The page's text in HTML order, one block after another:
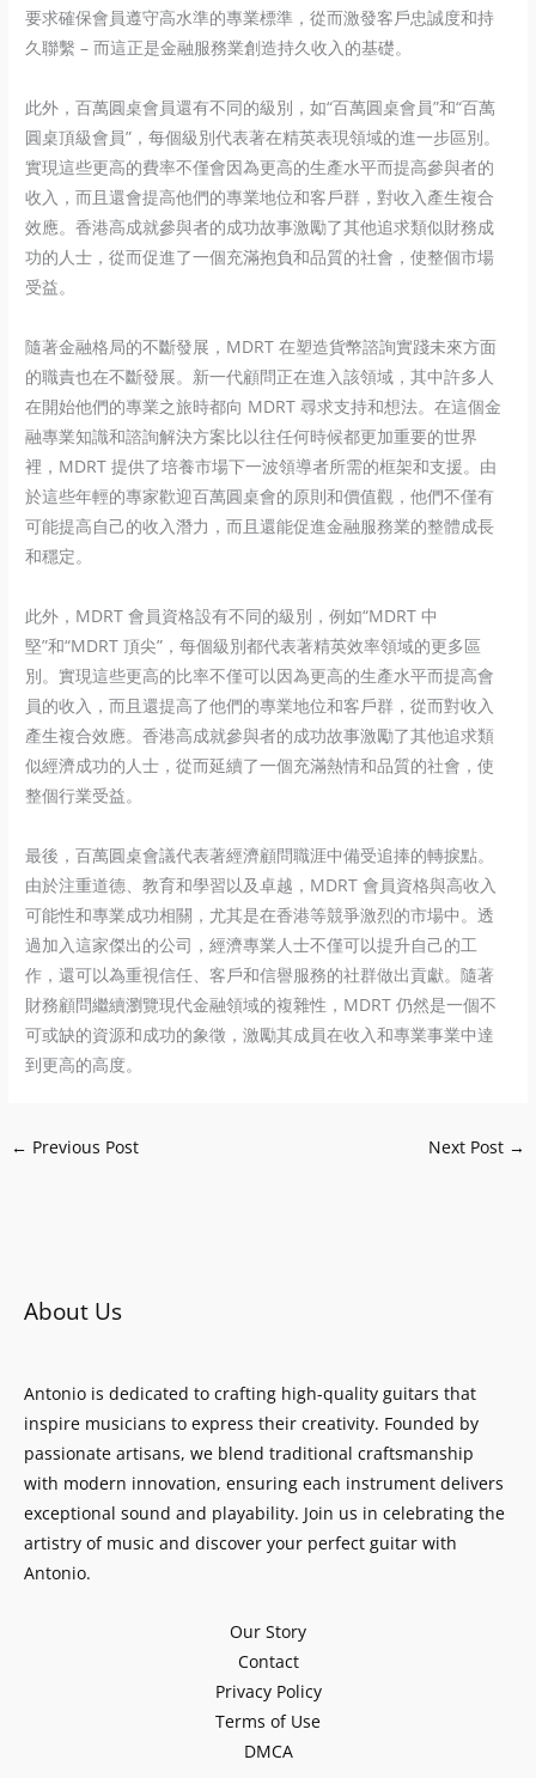
要求確保會員遵守高水準的專業標準，從而激發客戶忠誠度和持
久聯繫 – 而這正是金融服務業創造持久收入的基礎。
此外，百萬圓桌會員還有不同的級別，如“百萬圓桌會員”和“百萬
圓桌頂級會員”，每個級別代表著在精英表現領域的進一步區別。
實現這些更高的費率不僅會因為更高的生產水平而提高參與者的
收入，而且還會提高他們的專業地位和客戶群，對收入產生複合
效應。香港高成就參與者的成功故事激勵了其他追求類似財務成
功的人士，從而促進了一個充滿抱負和品質的社會，使整個市場
受益。
隨著金融格局的不斷發展，MDRT 在塑造貨幣諮詢實踐未來方面
的職責也在不斷發展。新一代顧問正在進入該領域，其中許多人
在開始他們的專業之旅時都向 MDRT 尋求支持和想法。在這個金
融專業知識和諮詢解決方案比以往任何時候都更加重要的世界
裡，MDRT 提供了培養市場下一波領導者所需的框架和支援。由
於這些年輕的專家歡迎百萬圓桌會的原則和價值觀，他們不僅有
可能提高自己的收入潛力，而且還能促進金融服務業的整體成長
和穩定。
此外，MDRT 會員資格設有不同的級別，例如“MDRT 中
堅”和“MDRT 頂尖”，每個級別都代表著精英效率領域的更多區
別。實現這些更高的比率不僅可以因為更高的生產水平而提高會
員的收入，而且還提高了他們的專業地位和客戶群，從而對收入
產生複合效應。香港高成就參與者的成功故事激勵了其他追求類
似經濟成功的人士，從而延續了一個充滿熱情和品質的社會，使
整個行業受益。
最後，百萬圓桌會議代表著經濟顧問職涯中備受追捧的轉捩點。
由於注重道德、教育和學習以及卓越，MDRT 會員資格與高收入
可能性和專業成功相關，尤其是在香港等競爭激烈的市場中。透
過加入這家傑出的公司，經濟專業人士不僅可以提升自己的工
作，還可以為重視信任、客戶和信譽服務的社群做出貢獻。隨著
財務顧問繼續瀏覽現代金融領域的複雜性，MDRT 仍然是一個不
可或缺的資源和成功的象徵，激勵其成員在收入和專業事業中達
到更高的高度。
← Previous Post Next Post →
About Us
Antonio is dedicated to crafting high-quality guitars that
inspire musicians to express their creativity. Founded by
passionate artisans, we blend traditional craftsmanship
with modern innovation, ensuring each instrument delivers
exceptional sound and playability. Join us in celebrating the
artistry of music and discover your perfect guitar with
Antonio.
Our Story
Contact
Privacy Policy
Terms of Use
DMCA